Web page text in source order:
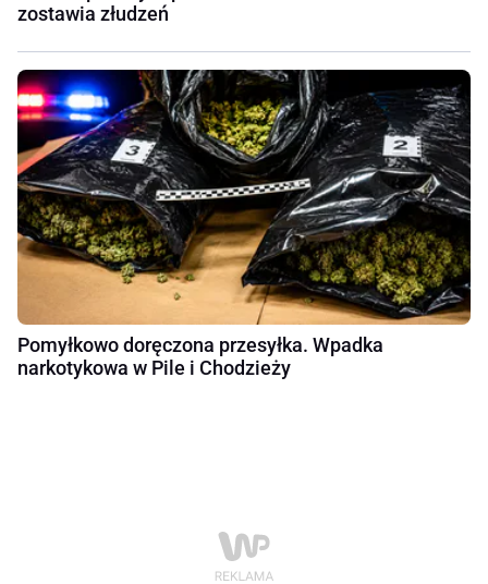
zostawia złudzeń
Pomyłkowo doręczona przesyłka. Wpadka
narkotykowa w Pile i Chodzieży